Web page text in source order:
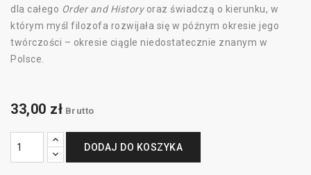
dla całego Order and Historyoraz świadczą o kierunku, w
którym myśl filozofa rozwijała się w późnym okresie jego
twórczości – okresie ciągle niedostatecznie znanym w
Polsce.
33,00 zł Brutto
DODAJ DO KOSZYKA